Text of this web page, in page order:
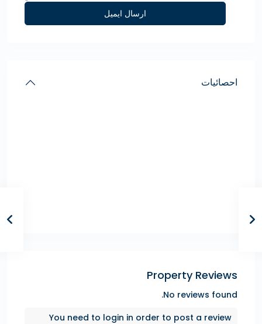
احصائيات
Property Reviews
No reviews found.
You need to login in order to post a review